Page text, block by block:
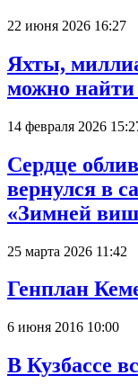
22 июня 2026 16:27
Яхты,
можно
14 февраля 2026
Сердце
вернулся в
«Зимней
25 марта 2026 11:42
Генплан
6 июня 2016 10:00
В Кузбассе